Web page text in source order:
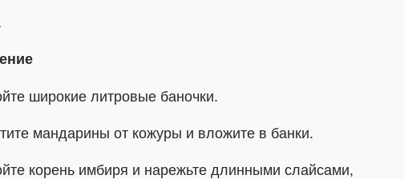
широкие литровые баночки.
мандарины от кожуры и вложите в банки.
корень имбиря и нарежьте длинными слайсами,